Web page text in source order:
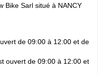
Bike Sarl situé à NANCY
de 09:00 à 12:00 et de
ouvert de 09:00 à 12:00 et